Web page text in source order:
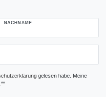
NACHNAME
gelesen habe. Meine